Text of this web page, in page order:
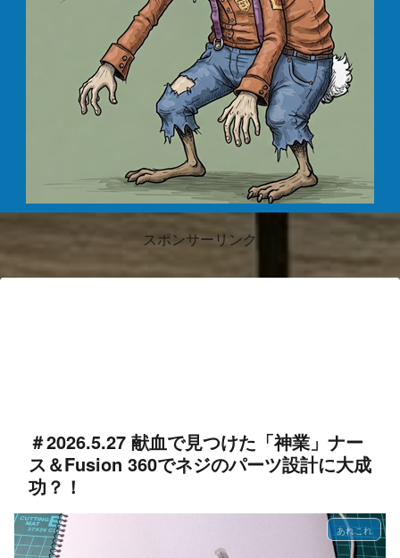
スポンサーリンク
＃2026.5.27 献血で見つけた「神業」ナー
ス＆Fusion 360でネジのパーツ設計に大成
功？！
あれこれ